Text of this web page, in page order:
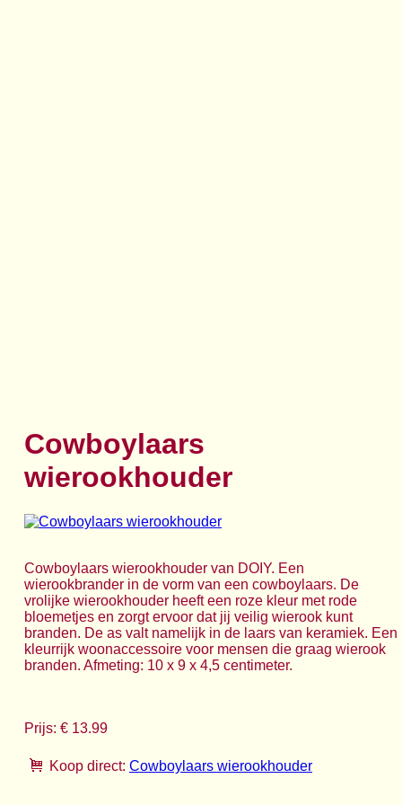
Cowboylaars
wierookhouder
Cowboylaars wierookhouder van DOIY. Een
wierookbrander in de vorm van een cowboylaars. De
vrolijke wierookhouder heeft een roze kleur met rode
bloemetjes en zorgt ervoor dat jij veilig wierook kunt
branden. De as valt namelijk in de laars van keramiek. Een
kleurrijk woonaccessoire voor mensen die graag wierook
branden. Afmeting: 10 x 9 x 4,5 centimeter.
Prijs: € 13.99
Koop direct: Cowboylaars wierookhouder